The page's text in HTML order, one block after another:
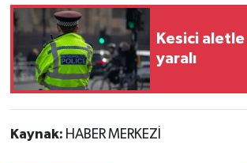
Kesici aletle
yaralı
Kaynak: HABER MERKEZİ